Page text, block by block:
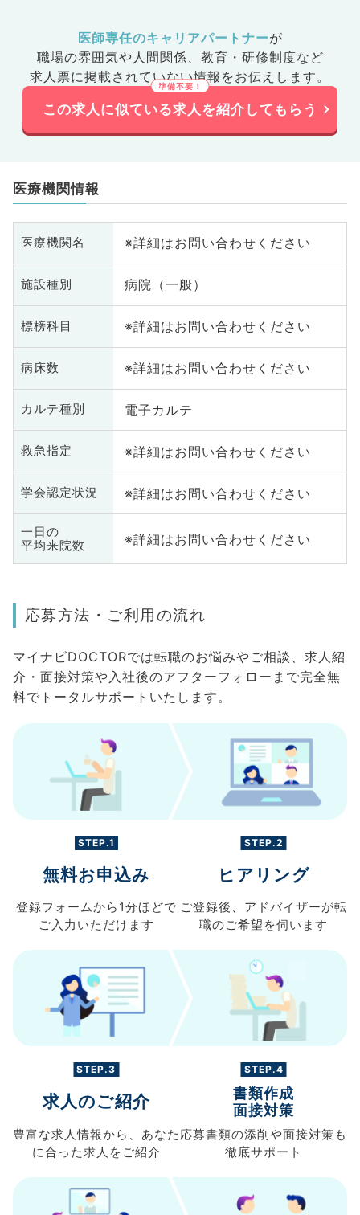
医師専任のキャリアパートナーが
職場の雰囲気や人間関係、 教育・研修制度など
求人票に掲載されていない情報をお伝えします。
この求人に似ている求人を紹介してもらう
医療機関情報
医療機関名 ※詳細はお問い合わせください
施設種別 病院（一般）
標榜科目 ※詳細はお問い合わせください
病床数 ※詳細はお問い合わせください
カルテ種別 電子カルテ
救急指定 ※詳細はお問い合わせください
学会認定状況 ※詳細はお問い合わせください
一日の
平均来院数
※詳細はお問い合わせください
応募方法・ご利用の流れ
マイナビDOCTORでは転職のお悩みやご相談、求人紹
介・面接対策や入社後のアフターフォローまで完全無
料でトータルサポートいたします。
STEP.1
無料お申込み
登録フォームから 1分ほどで
ご入力 いただけます
STEP.2
ヒアリング
ご登録後、 アドバイザーが転
職のご希望を伺います
STEP.3
求人のご紹介
豊富な求人情報から、 あなた
に合った求人を ご紹介
STEP.4
書類作成
面接対策
応募書類の添削や面接対策も
徹底サポート